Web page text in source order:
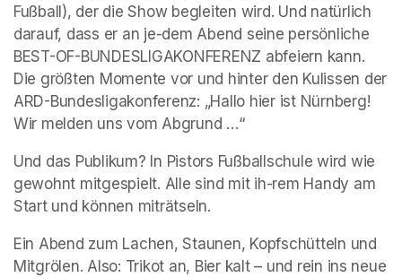
Fußball), der die Show begleiten wird. Und natürlich
darauf, dass er an je-dem Abend seine persönliche
BEST-OF-BUNDESLIGAKONFERENZ abfeiern kann.
Die größten Momente vor und hinter den Kulissen der
ARD-Bundesligakonferenz: „Hallo hier ist Nürnberg!
Wir melden uns vom Abgrund …“
Und das Publikum? In Pistors Fußballschule wird wie
gewohnt mitgespielt. Alle sind mit ih-rem Handy am
Start und können miträtseln.
Ein Abend zum Lachen, Staunen, Kopfschütteln und
Mitgrölen. Also: Trikot an, Bier kalt – und rein ins neue